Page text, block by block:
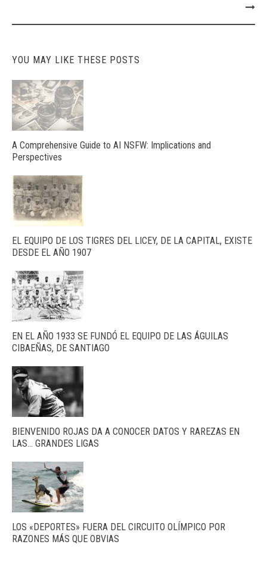
YOU MAY LIKE THESE POSTS
A Comprehensive Guide to AI NSFW: Implications and
Perspectives
EL EQUIPO DE LOS TIGRES DEL LICEY, DE LA CAPITAL, EXISTE
DESDE EL AÑO 1907
EN EL AÑO 1933 SE FUNDÓ EL EQUIPO DE LAS ÁGUILAS
CIBAEÑAS, DE SANTIAGO
BIENVENIDO ROJAS DA A CONOCER DATOS Y RAREZAS EN
LAS… GRANDES LIGAS
LOS «DEPORTES» FUERA DEL CIRCUITO OLÍMPICO POR
RAZONES MÁS QUE OBVIAS